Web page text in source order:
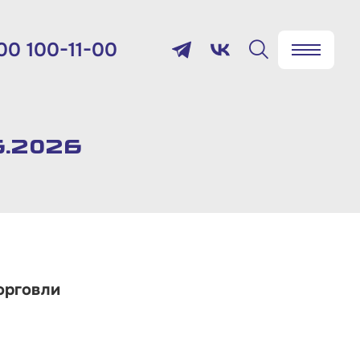
100-11-00
100-11-00
г. Москва, Славянская